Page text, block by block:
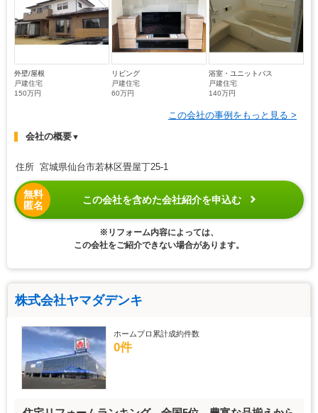
外壁/屋根
戸建住宅
150万円
リビング
戸建住宅
60万円
浴室・ユニットバス
戸建住宅
140万円
この会社の事例をもっと見る >
会社の概要▼
住所 宮城県仙台市若林区畳屋丁25-1
無料
匿名
この会社を含めた会社紹介を申込む
※リフォーム内容によっては、
この会社をご紹介できない場合があります。
株式会社ヤマダデンキ
ホームプロ累計成約件数
0件